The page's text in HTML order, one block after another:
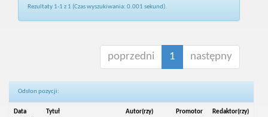
Rezultaty 1-1 z 1 (Czas wyszukiwania: 0.001 sekund).
poprzedni 1 następny
Odsłon pozycji:
Data
Tytuł Autor(rzy) Promotor Redaktor(rzy)